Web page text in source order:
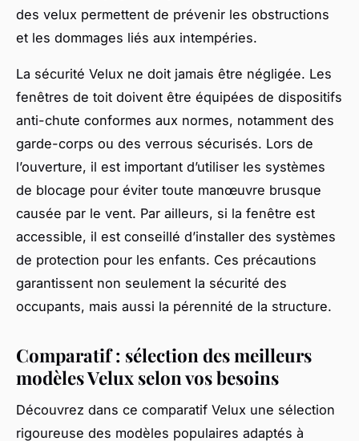
des velux permettent de prévenir les obstructions
et les dommages liés aux intempéries.
La sécurité Velux ne doit jamais être négligée. Les
fenêtres de toit doivent être équipées de dispositifs
anti-chute conformes aux normes, notamment des
garde-corps ou des verrous sécurisés. Lors de
l’ouverture, il est important d’utiliser les systèmes
de blocage pour éviter toute manœuvre brusque
causée par le vent. Par ailleurs, si la fenêtre est
accessible, il est conseillé d’installer des systèmes
de protection pour les enfants. Ces précautions
garantissent non seulement la sécurité des
occupants, mais aussi la pérennité de la structure.
Comparatif : sélection des meilleurs
modèles Velux selon vos besoins
Découvrez dans ce comparatif Velux une sélection
rigoureuse des modèles populaires adaptés à